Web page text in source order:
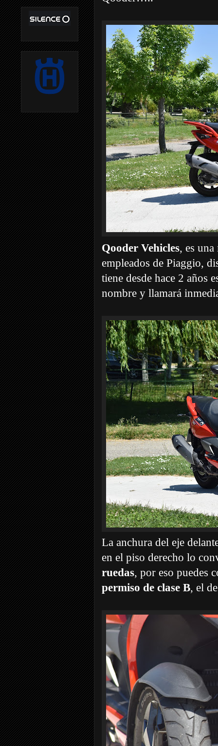
Qooder Vehicles, es
empleados de Piaggio,
tiene desde hace 2 años
nombre y llamará
La anchura del eje
en el piso derecho lo
ruedas, por eso puedes
permiso de clase B, el